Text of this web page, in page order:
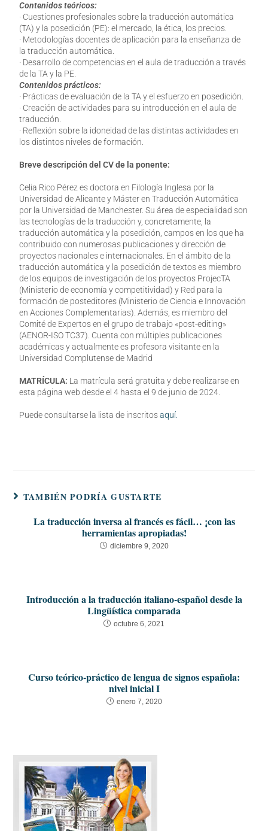
Contenidos teóricos:
· Cuestiones profesionales sobre la traducción automática
(TA) y la posedición (PE): el mercado, la ética, los precios.
· Metodologías docentes de aplicación para la enseñanza de
la traducción automática.
· Desarrollo de competencias en el aula de traducción a través
de la TA y la PE.
Contenidos prácticos:
· Prácticas de evaluación de la TA y el esfuerzo en posedición.
· Creación de actividades para su introducción en el aula de
traducción.
· Reflexión sobre la idoneidad de las distintas actividades en
los distintos niveles de formación.
Breve descripción del CV de la ponente:
Celia Rico Pérez es doctora en Filología Inglesa por la
Universidad de Alicante y Máster en Traducción Automática
por la Universidad de Manchester. Su área de especialidad son
las tecnologías de la traducción y, concretamente, la
traducción automática y la posedición, campos en los que ha
contribuido con numerosas publicaciones y dirección de
proyectos nacionales e internacionales. En el ámbito de la
traducción automática y la posedición de textos es miembro
de los equipos de investigación de los proyectos ProjecTA
(Ministerio de economía y competitividad) y Red para la
formación de posteditores (Ministerio de Ciencia e Innovación
en Acciones Complementarias). Además, es miembro del
Comité de Expertos en el grupo de trabajo «post-editing»
(AENOR-ISO TC37). Cuenta con múltiples publicaciones
académicas y actualmente es profesora visitante en la
Universidad Complutense de Madrid
MATRÍCULA: La matrícula será gratuita y debe realizarse en
esta página web desde el 4 hasta el 9 de junio de 2024.
Puede consultarse la lista de inscritosaquí.
TAMBIÉN PODRÍA GUSTARTE
La traducción inversa al francés es fácil… ¡con las
herramientas apropiadas!
diciembre 9, 2020
Introducción a la traducción italiano-español desde la
Lingüística comparada
octubre 6, 2021
Curso teórico-práctico de lengua de signos española:
nivel inicial I
enero 7, 2020